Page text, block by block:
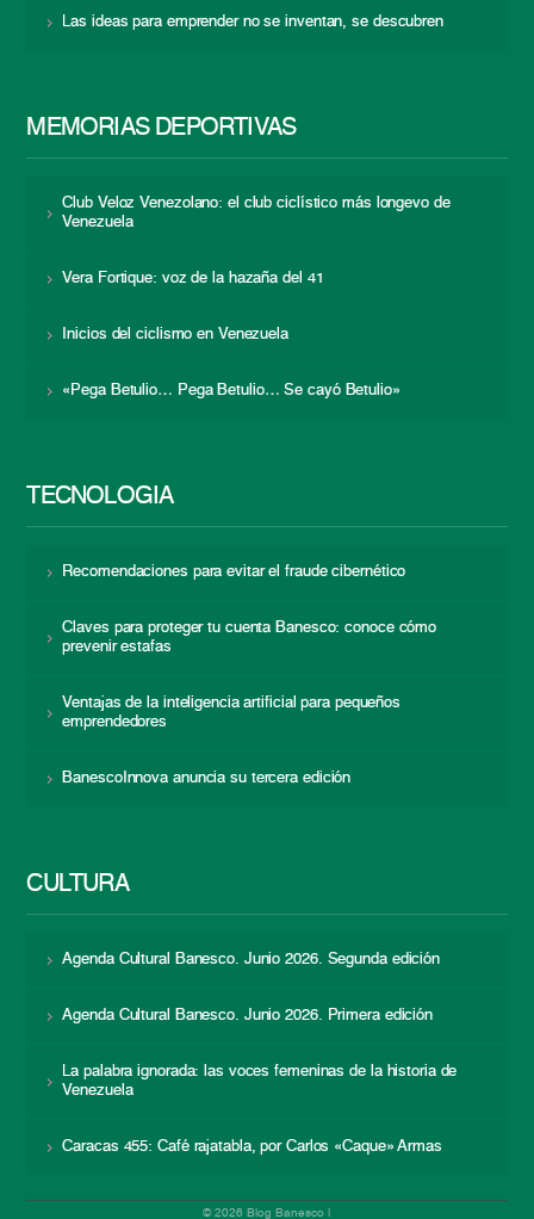
Las ideas para emprender no se inventan, se descubren
MEMORIAS DEPORTIVAS
Club Veloz Venezolano: el club ciclístico más longevo de
Venezuela
Vera Fortique: voz de la hazaña del 41
Inicios del ciclismo en Venezuela
«Pega Betulio… Pega Betulio… Se cayó Betulio»
TECNOLOGÍA
Recomendaciones para evitar el fraude cibernético
Claves para proteger tu cuenta Banesco: conoce cómo
prevenir estafas
Ventajas de la inteligencia artificial para pequeños
emprendedores
BanescoInnova anuncia su tercera edición
CULTURA
Agenda Cultural Banesco. Junio 2026. Segunda edición
Agenda Cultural Banesco. Junio 2026. Primera edición
La palabra ignorada: las voces femeninas de la historia de
Venezuela
Caracas 455: Café rajatabla, por Carlos «Caque» Armas
© 2026 Blog Banesco |